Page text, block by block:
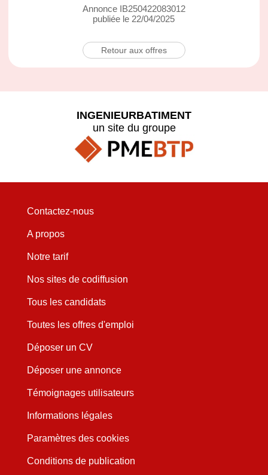
Annonce IB250422083012
publiée le 22/04/2025
Retour aux offres
INGENIEURBATIMENT
un site du groupe
Contactez-nous
A propos
Notre tarif
Nos sites de codiffusion
Tous les candidats
Toutes les offres d'emploi
Déposer un CV
Déposer une annonce
Témoignages utilisateurs
Informations légales
Paramètres des cookies
Conditions de publication